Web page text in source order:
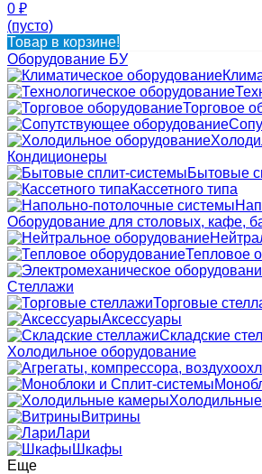
0 ₽
(пусто)
Товар в корзине!
Оборудование БУ
Торговое
Кондиционеры
Бытовые
Кассетного типа
Оборудование для столовых, кафе,
Тепловое
Стеллажи
Торговые
Аксессуары
Складские
Холодильное оборудование
Витрины
Лари
Шкафы
Еще